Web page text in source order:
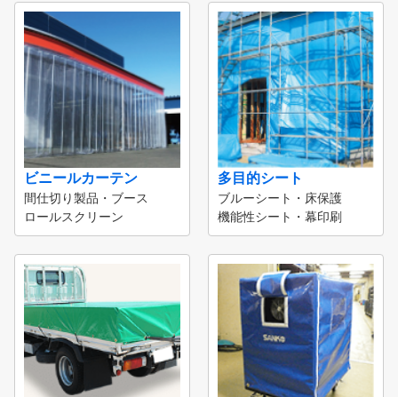
ビニールカーテン
間仕切り製品・ブース
ロールスクリーン
多目的シート
ブルーシート・床保護
機能性シート・幕印刷